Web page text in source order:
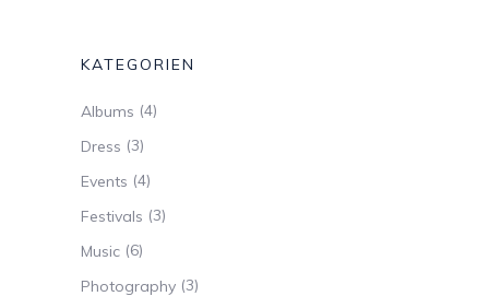
KATEGORIEN
Albums (4)
Dress (3)
Events (4)
Festivals (3)
Music (6)
Photography (3)